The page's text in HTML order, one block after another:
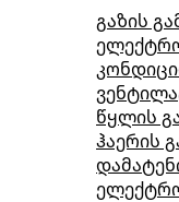
გაზის
წყლის
ჰაერის